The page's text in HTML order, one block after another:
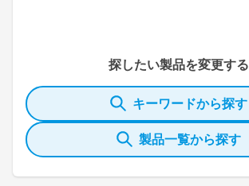
探したい製品を変更する
キーワードから探す
製品一覧から探す